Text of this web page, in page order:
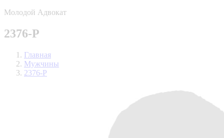
Молодой Адвокат
2376-P
Главная
Мужчины
2376-P